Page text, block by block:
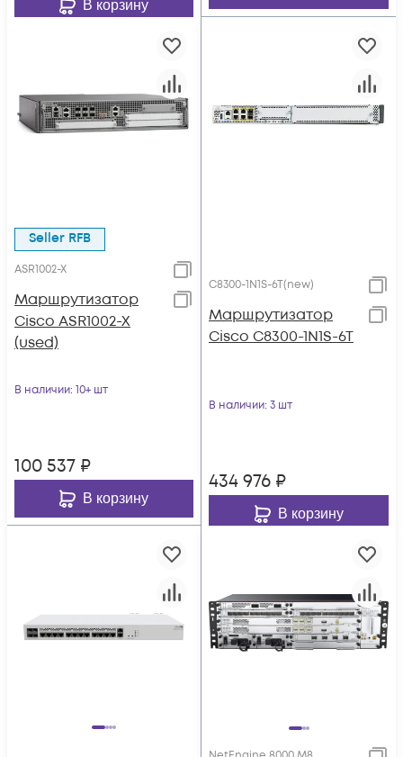
В корзину
Seller RFB
ASR1002-X
Маршрутизатор
Cisco ASR1002-X
(used)
В наличии: 10+ шт
100 537 ₽
В корзину
C8300-1N1S-6T(new)
Маршрутизатор
Cisco C8300-1N1S-6T
В наличии: 3 шт
434 976 ₽
В корзину